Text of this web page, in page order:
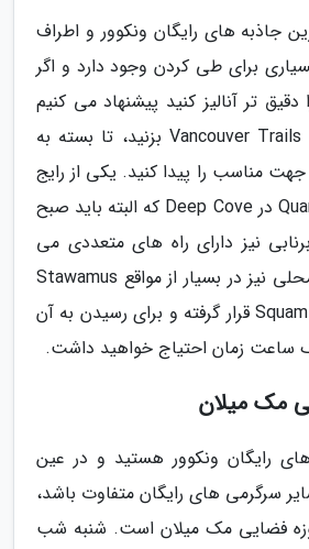
جاذبه های رایگان ونکوور و اطراف
برای طی کردن وجود دارد و اگر
تر آنالیز کنید پیشنهاد می کنیم
که سری به وبسایت Vancouver Trails بزنید، تا بسته به
مناسب را پیدا کنید. یکی از رایج
ترین جهتها Quarry Rock در Deep Cove که البته باید صبح
نیز دارای راه های متعددی می
باشد. انتخاب مردم محلی نیز در بسیار از مواقع Stawamus
Chief که البته در Squamish قرار گرفته و برای رسیدن به آن
ساعت زمان احتیاج خواهید داشت.
مک میلان
های رایگان ونکوور هستید و در عین
سرگرمی های رایگان متفاوت باشد،
فضایی مک میلان است. شنبه شب